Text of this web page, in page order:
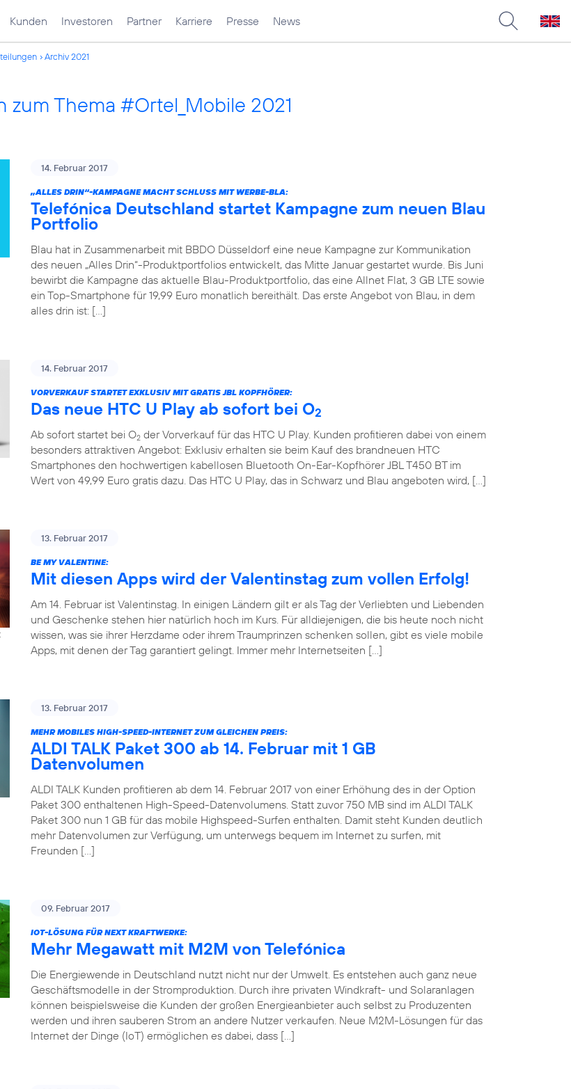
Kunden Investoren Partner Karriere Presse News
Archiv 2021
zum Thema #Ortel_Mobile 2021
14. Februar 2017
„ALLES DRIN“-KAMPAGNE MACHT SCHLUSS MIT WERBE-BLA:
Telefónica Deutschland startet Kampagne zum neuen Blau
Portfolio
Blau hat in Zusammenarbeit mit BBDO Düsseldorf eine neue Kampagne zur Kommunikation
des neuen „Alles Drin“-Produktportfolios entwickelt, das Mitte Januar gestartet wurde. Bis Juni
bewirbt die Kampagne das aktuelle Blau-Produktportfolio, das eine Allnet Flat, 3 GB LTE sowie
ein Top-Smartphone für 19,99 Euro monatlich bereithält. Das erste Angebot von Blau, in dem
alles drin ist: […]
14. Februar 2017
VORVERKAUF STARTET EXKLUSIV MIT GRATIS JBL KOPFHÖRER:
Das neue HTC U Play ab sofort bei O2
Ab sofort startet bei O2 der Vorverkauf für das HTC U Play. Kunden profitieren dabei von einem
besonders attraktiven Angebot: Exklusiv erhalten sie beim Kauf des brandneuen HTC
Smartphones den hochwertigen kabellosen Bluetooth On-Ear-Kopfhörer JBL T450 BT im
Wert von 49,99 Euro gratis dazu. Das HTC U Play, das in Schwarz und Blau angeboten wird, […]
13. Februar 2017
BE MY VALENTINE:
Mit diesen Apps wird der Valentinstag zum vollen Erfolg!
Am 14. Februar ist Valentinstag. In einigen Ländern gilt er als Tag der Verliebten und Liebenden
und Geschenke stehen hier natürlich hoch im Kurs. Für alldiejenigen, die bis heute noch nicht
wissen, was sie ihrer Herzdame oder ihrem Traumprinzen schenken sollen, gibt es viele mobile
Apps, mit denen der Tag garantiert gelingt. Immer mehr Internetseiten […]
13. Februar 2017
MEHR MOBILES HIGH-SPEED-INTERNET ZUM GLEICHEN PREIS:
ALDI TALK Paket 300 ab 14. Februar mit 1 GB
Datenvolumen
ALDI TALK Kunden profitieren ab dem 14. Februar 2017 von einer Erhöhung des in der Option
Paket 300 enthaltenen High-Speed-Datenvolumens. Statt zuvor 750 MB sind im ALDI TALK
Paket 300 nun 1 GB für das mobile Highspeed-Surfen enthalten. Damit steht Kunden deutlich
mehr Datenvolumen zur Verfügung, um unterwegs bequem im Internet zu surfen, mit
Freunden […]
09. Februar 2017
IOT-LÖSUNG FÜR NEXT KRAFTWERKE:
Mehr Megawatt mit M2M von Telefónica
Die Energiewende in Deutschland nutzt nicht nur der Umwelt. Es entstehen auch ganz neue
Geschäftsmodelle in der Stromproduktion. Durch ihre privaten Windkraft- und Solaranlagen
können beispielsweise die Kunden der großen Energieanbieter auch selbst zu Produzenten
werden und ihren sauberen Strom an andere Nutzer verkaufen. Neue M2M-Lösungen für das
Internet der Dinge (IoT) ermöglichen es dabei, dass […]